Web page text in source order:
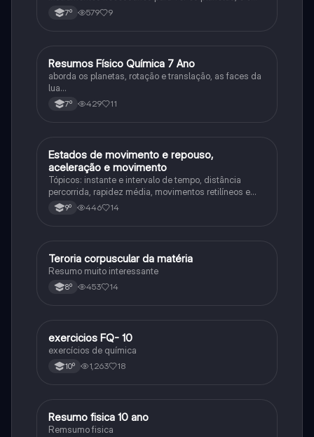
sistema solar
7º 579 9
Física
Resumos Físico Química 7 Ano
aborda os planetas, rotação e translação, as faces da
lua…
7º 429 11
Física
Estados de movimento e repouso,
aceleração e movimento
Tópicos: instante e intervalo de tempo, distância
percorrida, rapidez média, movimentos retilíneos e
gráficos, velocidade, travagem de veículos
9º 446 14
Fisica e Quimica
Teroria corpuscular da matéria
Resumo muito interessante
8º 453 14
Fisica e Quimica
exercicios FQ- 10
exercícios de química
10º 1,263 18
Física
Resumo fisica 10 ano
Remsumo fisica